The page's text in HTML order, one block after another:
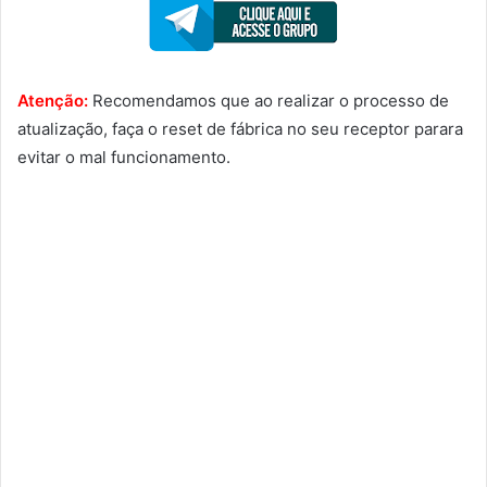
Atenção: Recomendamos que ao realizar o processo de
atualização, faça o reset de fábrica no seu receptor parara
evitar o mal funcionamento.